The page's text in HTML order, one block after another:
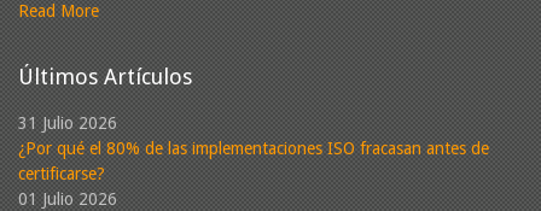
Read More
Últimos Artículos
31 Julio 2026
¿Por qué el 80% de las implementaciones ISO fracasan antes de
certificarse?
01 Julio 2026